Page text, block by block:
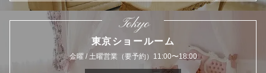
Tokyo
東京ショールーム
金曜 / 土曜営業（要予約）11:00〜18:00